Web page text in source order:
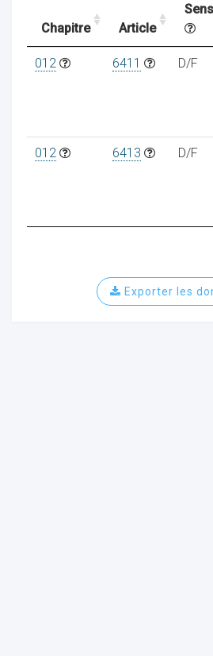
Chapitre Article
Sens
012 6411 D/F
012 6413 D/F
Exporter les